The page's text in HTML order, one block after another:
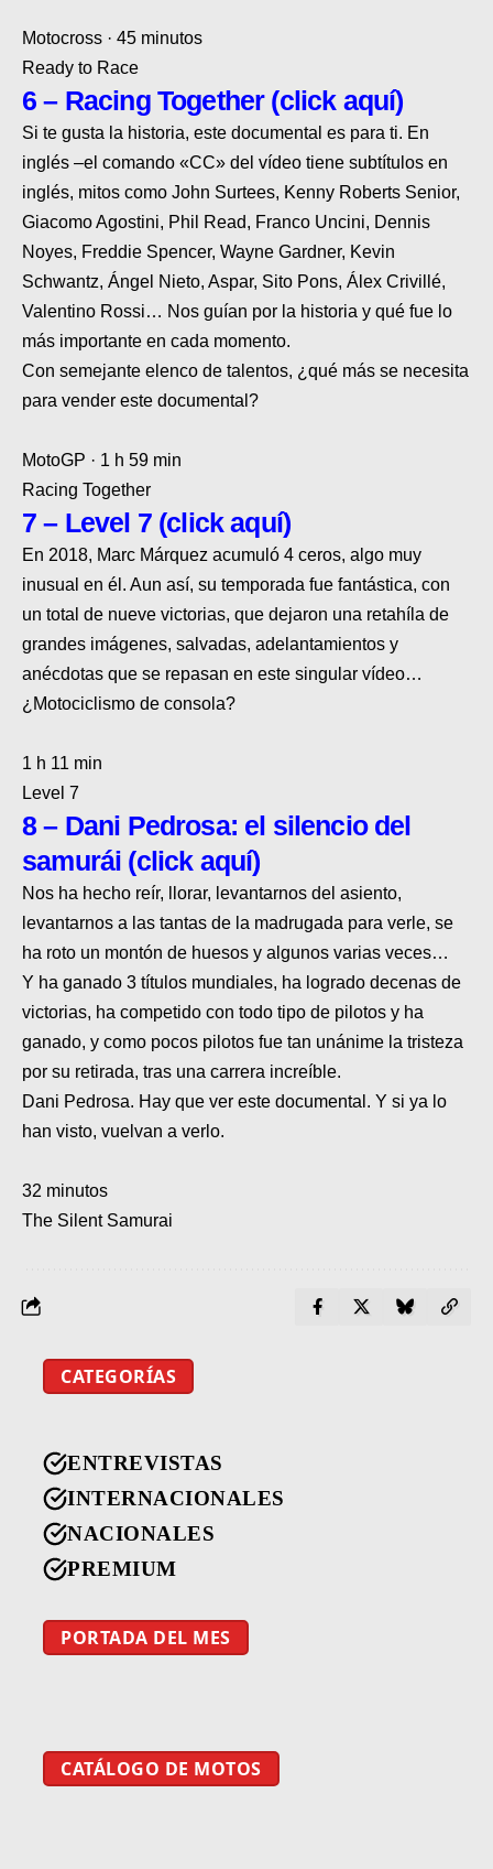
Motocross · 45 minutos
Ready to Race
6 – Racing Together (click aquí)
Si te gusta la historia, este documental es para ti. En
inglés –el comando «CC» del vídeo tiene subtítulos en
inglés, mitos como John Surtees, Kenny Roberts Senior,
Giacomo Agostini, Phil Read, Franco Uncini, Dennis
Noyes, Freddie Spencer, Wayne Gardner, Kevin
Schwantz, Ángel Nieto, Aspar, Sito Pons, Álex Crivillé,
Valentino Rossi… Nos guían por la historia y qué fue lo
más importante en cada momento.
Con semejante elenco de talentos, ¿qué más se necesita
para vender este documental?
MotoGP · 1 h 59 min
Racing Together
7 – Level 7 (click aquí)
En 2018, Marc Márquez acumuló 4 ceros, algo muy
inusual en él. Aun así, su temporada fue fantástica, con
un total de nueve victorias, que dejaron una retahíla de
grandes imágenes, salvadas, adelantamientos y
anécdotas que se repasan en este singular vídeo…
¿Motociclismo de consola?
1 h 11 min
Level 7
8 – Dani Pedrosa: el silencio del
samurái (click aquí)
Nos ha hecho reír, llorar, levantarnos del asiento,
levantarnos a las tantas de la madrugada para verle, se
ha roto un montón de huesos y algunos varias veces…
Y ha ganado 3 títulos mundiales, ha logrado decenas de
victorias, ha competido con todo tipo de pilotos y ha
ganado, y como pocos pilotos fue tan unánime la tristeza
por su retirada, tras una carrera increíble.
Dani Pedrosa. Hay que ver este documental. Y si ya lo
han visto, vuelvan a verlo.
32 minutos
The Silent Samurai
CATEGORÍAS
ENTREVISTAS
INTERNACIONALES
NACIONALES
PREMIUM
PORTADA DEL MES
CATÁLOGO DE MOTOS